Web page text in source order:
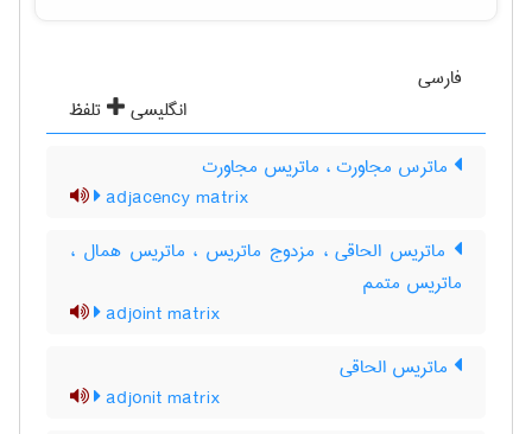
فارسی
انگلیسی
تلفظ
ماترس مجاورت ، ماتریس مجاورت
adjacency matrix
ماتریس الحاقی ، مزدوج ماتریس ، ماتریس همال ،
ماتریس متمم
adjoint matrix
ماتریس الحاقی
adjonit matrix